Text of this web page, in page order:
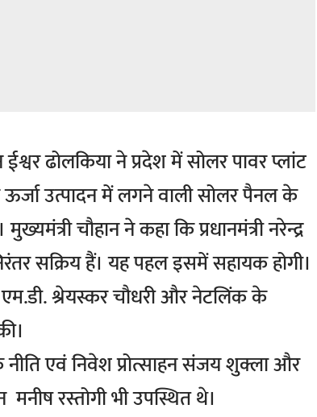
ढोलकिया ने प्रदेश में सोलर पावर प्लांट
ऊर्जा उत्पादन में लगने वाली सोलर पैनल के
चौहान ने कहा कि प्रधानमंत्री नरेन्द्र
सक्रिय हैं। यह पहल इसमें सहायक होगी।
एम.डी. श्रेयस्कर चौधरी और नेटलिंक के
एवं निवेश प्रोत्साहन संजय शुक्ला और
रस्तोगी भी उपस्थित थे।